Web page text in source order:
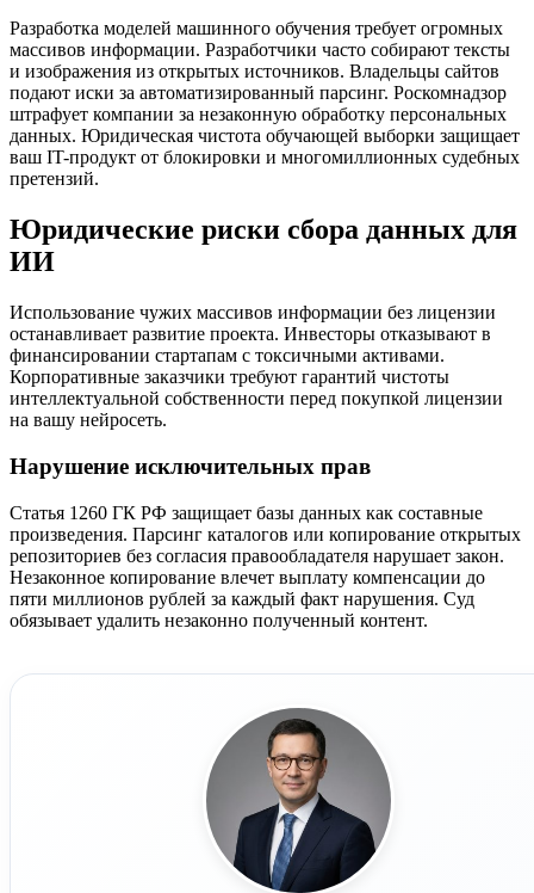
Разработка моделей машинного обучения требует огромных
массивов информации. Разработчики часто собирают тексты
и изображения из открытых источников. Владельцы сайтов
подают иски за автоматизированный парсинг. Роскомнадзор
штрафует компании за незаконную обработку персональных
данных. Юридическая чистота обучающей выборки защищает
ваш IT-продукт от блокировки и многомиллионных судебных
претензий.
Юридические риски сбора данных для
ИИ
Использование чужих массивов информации без лицензии
останавливает развитие проекта. Инвесторы отказывают в
финансировании стартапам с токсичными активами.
Корпоративные заказчики требуют гарантий чистоты
интеллектуальной собственности перед покупкой лицензии
на вашу нейросеть.
Нарушение исключительных прав
Статья 1260 ГК РФ защищает базы данных как составные
произведения. Парсинг каталогов или копирование открытых
репозиториев без согласия правообладателя нарушает закон.
Незаконное копирование влечет выплату компенсации до
пяти миллионов рублей за каждый факт нарушения. Суд
обязывает удалить незаконно полученный контент.